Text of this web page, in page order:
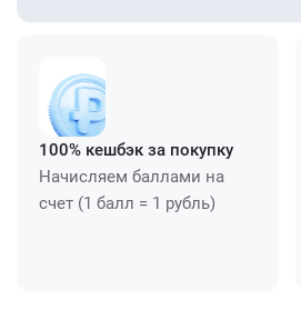
100% кешбэк за покупку
Начисляем баллами на
счет (1 балл = 1 рубль)